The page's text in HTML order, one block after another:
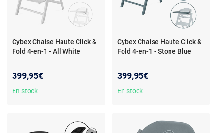
Cybex Chaise Haute Click &
Fold 4-en-1 - All White
399,95€
En stock
Cybex Chaise Haute Click &
Fold 4-en-1 - Stone Blue
399,95€
En stock